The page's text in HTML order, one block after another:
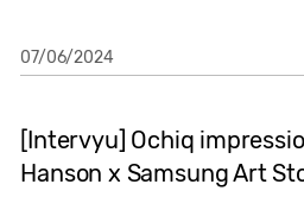
07/06/2024
[Intervyu] Ochiq
Hanson x Samsung Art